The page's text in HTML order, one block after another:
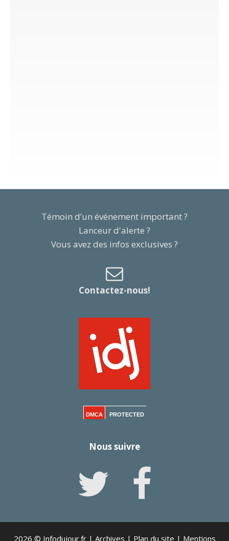
Témoin d’un événement important ?
Lanceur d'alerte ?
Vous avez des infos exclusives ?
Contactez-nous!
DMCA PROTECTED
Nous suivre
2026 © Infodujour.fr | Archives | Plan du site | Mentions